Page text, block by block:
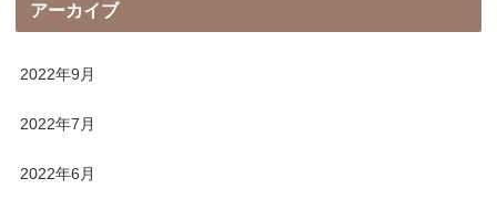
アーカイブ
2022年9月
2022年7月
2022年6月